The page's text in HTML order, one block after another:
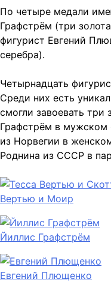
По четыре медали
Графстрём (три
фигурист Евгений
серебра).
Четырнадцать
Среди них есть
смогли завоевать
Графстрём в мужском
из Норвегии в
Роднина из СССР в
Вертью и Моир
Йиллис Графстрём
Евгений Плющенко